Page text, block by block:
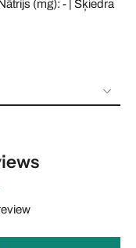
(mg): - | Šķiedra